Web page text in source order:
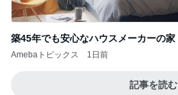
築45年でも安心なハウスメーカーの家
Amebaトピックス 1日前
記事を読む